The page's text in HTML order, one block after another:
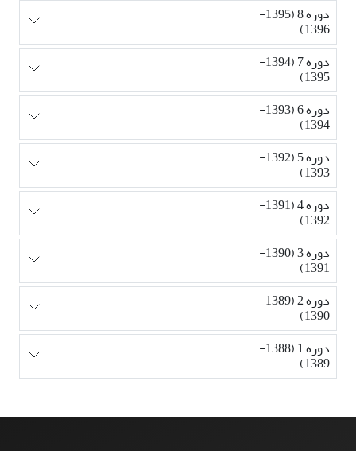
دوره 8 (1395-
1396)
دوره 7 (1394-
1395)
دوره 6 (1393-
1394)
دوره 5 (1392-
1393)
دوره 4 (1391-
1392)
دوره 3 (1390-
1391)
دوره 2 (1389-
1390)
دوره 1 (1388-
1389)